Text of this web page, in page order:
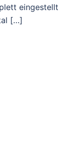
eingestellt
[…]